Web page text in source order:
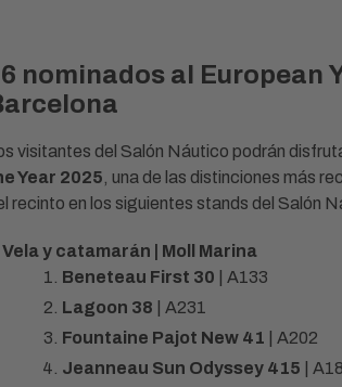
nominados al European
visitantes del Salón Náutico podrán
Year 2025 , una de las distinciones más
recinto en los siguientes stands del Salón
Vela y catamarán | Moll Marina
Beneteau First 30 | A133
Lagoon 38 | A231
Fountaine Pajot New 41 | A202
Jeanneau Sun Odyssey 415 |